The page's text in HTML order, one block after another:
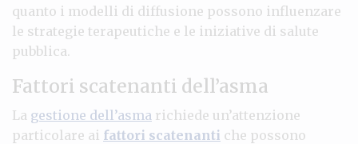
quanto i modelli di diffusione possono influenzare
le strategie terapeutiche e le iniziative di salute
pubblica.
Fattori scatenanti dell’asma
La gestione dell’asma richiede un’attenzione
particolare ai fattori scatenanti che possono